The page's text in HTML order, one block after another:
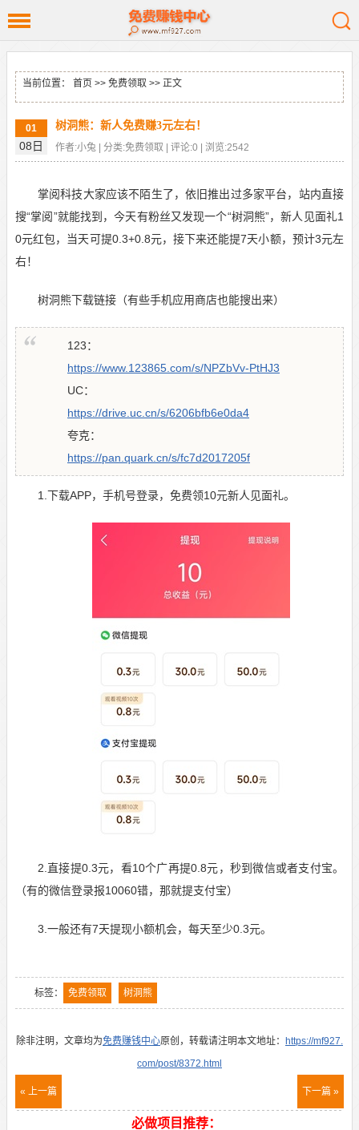
当前位置： 首页 >> 免费领取 >> 正文
01
08日
树洞熊：新人免费赚3元左右！
作者:小兔 | 分类:免费领取 | 评论:0 | 浏览:2542
掌阅科技大家应该不陌生了，依旧推出过多家平台，站内直接
搜“掌阅”就能找到，今天有粉丝又发现一个“树洞熊”，新人见面礼1
0元红包，当天可提0.3+0.8元，接下来还能提7天小额，预计3元左
右！
树洞熊下载链接（有些手机应用商店也能搜出来）
123：
https://www.123865.com/s/NPZbVv-PtHJ3
UC：
https://drive.uc.cn/s/6206bfb6e0da4
夸克：
https://pan.quark.cn/s/fc7d2017205f
1.下载APP，手机号登录，免费领10元新人见面礼。
2.直接提0.3元，看10个广再提0.8元，秒到微信或者支付宝。
（有的微信登录报10060错，那就提支付宝）
3.一般还有7天提现小额机会，每天至少0.3元。
标签： 免费领取 树洞熊
除非注明，文章均为免费赚钱中心原创，转载请注明本文地址：
https://mf927.
com/post/8372.html
« 上一篇 下一篇 »
必做项目推荐：